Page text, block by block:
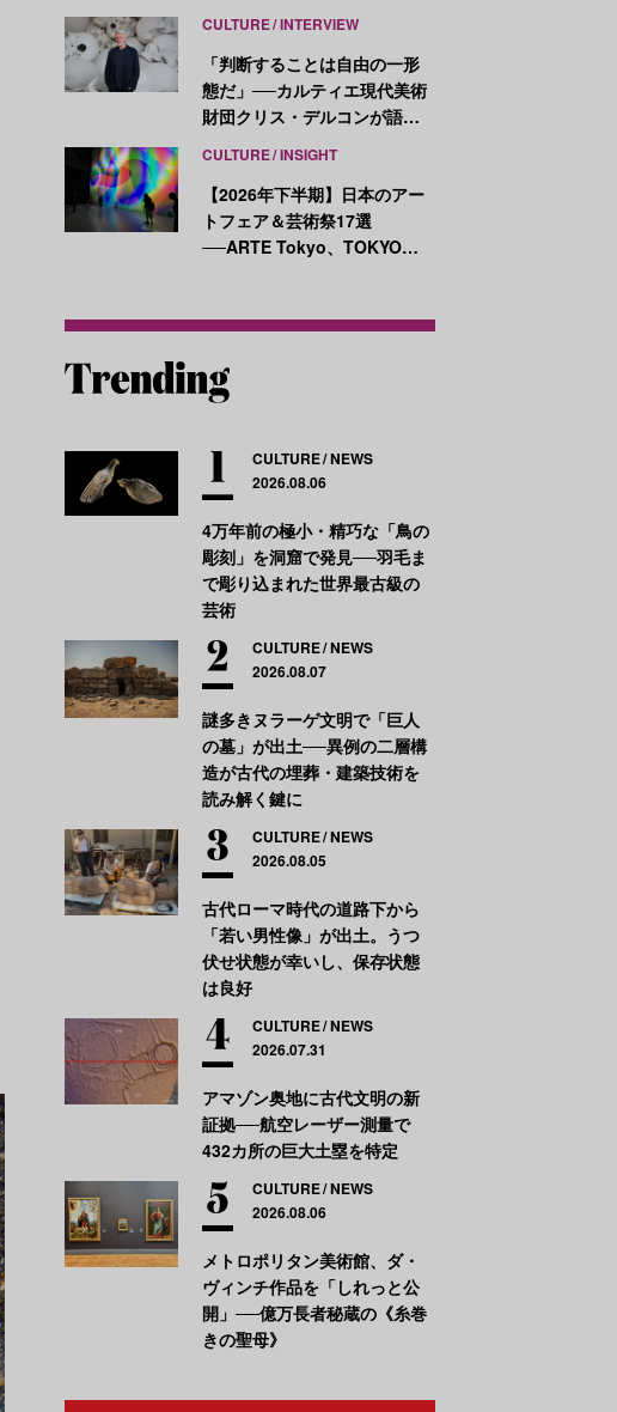
CULTURE INTERVIEW
「判断することは自由の一形
態だ」──カルティエ現代美術
財団クリス・デルコンが語
CULTURE INSIGHT
【2026年下半期】日本のアー
トフェア＆芸術祭17選
──ARTE Tokyo、TOKYO
CULTURE NEWS
2026.08.06
4万年前の極小・精巧な「鳥の
彫刻」を洞窟で発見──羽毛ま
で彫り込まれた世界最古級の
芸術
CULTURE NEWS
2026.08.07
謎多きヌラーゲ文明で「巨人
の墓」が出土──異例の二層構
造が古代の埋葬・建築技術を
読み解く鍵に
CULTURE NEWS
2026.08.05
古代ローマ時代の道路下から
「若い男性像」が出土。うつ
伏せ状態が幸いし、保存状態
は良好
CULTURE NEWS
2026.07.31
アマゾン奥地に古代文明の新
証拠──航空レーザー測量で
432カ所の巨大土塁を特定
CULTURE NEWS
2026.08.06
メトロポリタン美術館、ダ・
ヴィンチ作品を「しれっと公
開」──億万長者秘蔵の《糸巻
きの聖母》